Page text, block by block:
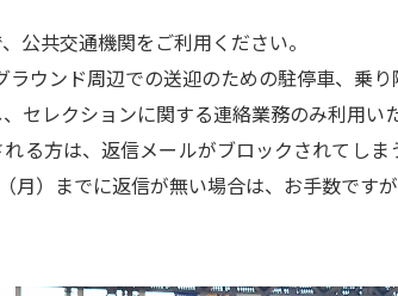
公共交通機関をご利用ください。
ウンド周辺での送迎のための駐停車、乗
セレクションに関する連絡業務のみ利用いた
る方は、返信メールがブロックされてし
月）までに返信が無い場合は、お手数です